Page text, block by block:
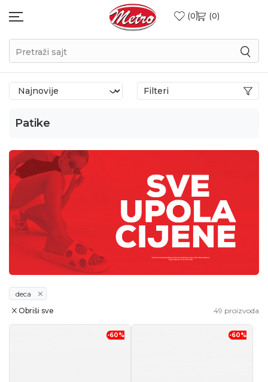
0 0
Pretraži sajt
Patike
Filteri
deca
49 proizvoda
Obriši sve
-60% -60%